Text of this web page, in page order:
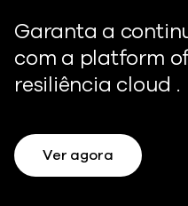
Garanta a
com a platform
resiliência cloud .
Ver agora